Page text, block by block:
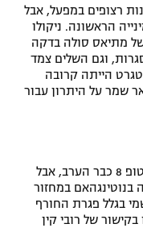
רצופים במפעל, אבל
הראשונה. ניקולו
של מתיאס סולה בדקה
וגם השלים צמד
הייתה קרובה
שמר על היתרון עבור
אלופת הונגריה קיוותה להבטיח מקום בטופ 8 כבר הערב, אבל
במחזור
בגלל פגרת החורף
של רובי קין